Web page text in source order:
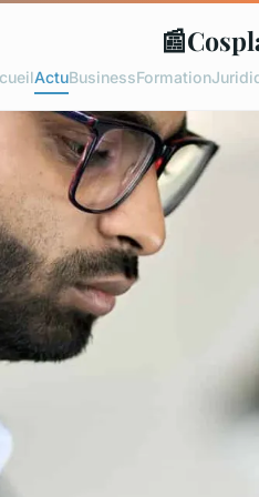
📰
ActuBusinessFormation